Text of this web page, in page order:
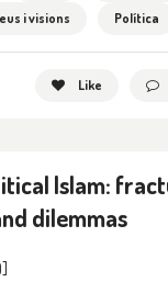
i visions
Política
Like
Islam:
dilemmas